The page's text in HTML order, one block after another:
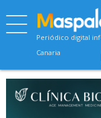
Periódico digital
Canaria